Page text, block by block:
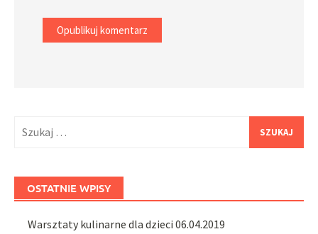
OSTATNIE WPISY
Warsztaty kulinarne dla dzieci 06.04.2019